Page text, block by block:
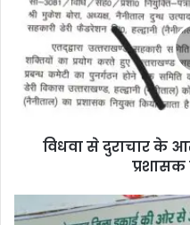
विधवा से दुराचार के
प्रशासक